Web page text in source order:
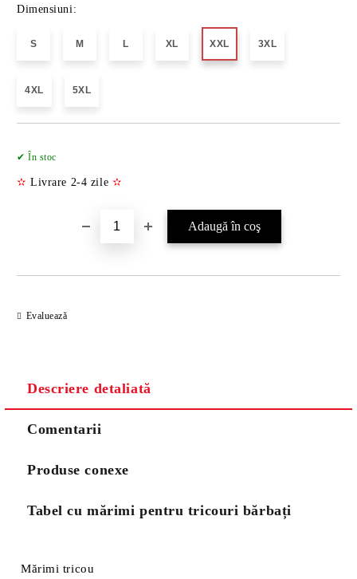
Dimensiuni:
S M L XL XXL 3XL
4XL 5XL
✔ În stoc
✫ Livrare 2-4 zile ✫
Evaluează
Descriere detaliată
Comentarii
Produse conexe
Tabel cu mărimi pentru tricouri bărbați
Mărimi tricou